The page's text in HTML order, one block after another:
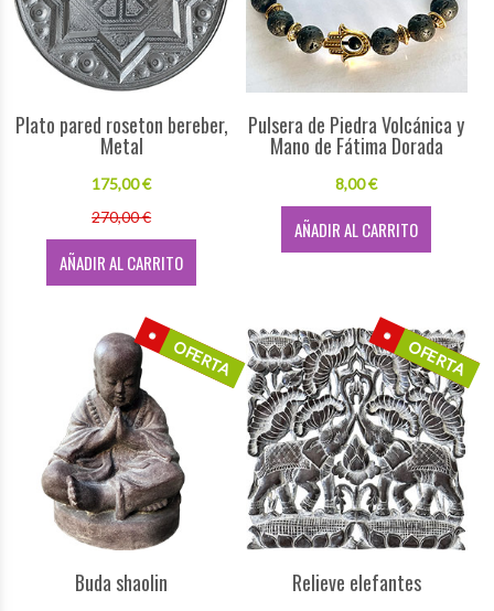
Plato pared roseton bereber,
Metal
175,00 €
270,00 €
AÑADIR AL CARRITO
Pulsera de Piedra Volcánica y
Mano de Fátima Dorada
8,00 €
AÑADIR AL CARRITO
OFERTA
Buda shaolin
OFERTA
Relieve elefantes